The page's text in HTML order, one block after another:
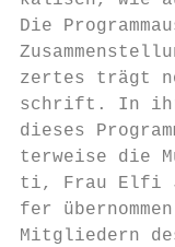
Die
zertes trägt
schrift. In
dieses
terweise die
ti, Frau Elfi
fer
Mitgliedern